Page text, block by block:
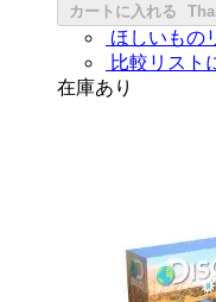
カートに入れる
ほしいもの
比較リスト
在庫あり